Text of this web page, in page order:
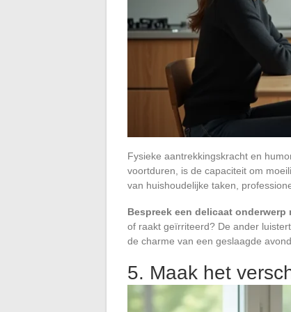
Fysieke aantrekkingskracht en
voortduren, is de capaciteit om
van huishoudelijke taken,
Bespreek een delicaat
of raakt geïrriteerd? De ander
de charme van een geslaagde avond.
5. Maak het